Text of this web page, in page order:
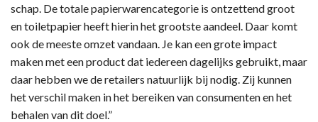
schap. De totale papierwarencategorie is ontzettend groot
en toiletpapier heeft hierin het grootste aandeel. Daar komt
ook de meeste omzet vandaan. Je kan een grote impact
maken met een product dat iedereen dagelijks gebruikt, maar
daar hebben we de retailers natuurlijk bij nodig. Zij kunnen
het verschil maken in het bereiken van consumenten en het
behalen van dit doel.”